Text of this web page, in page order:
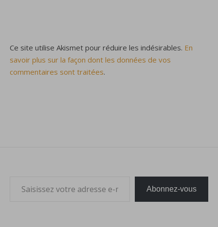
Ce site utilise Akismet pour réduire les indésirables. En
savoir plus sur la façon dont les données de vos
commentaires sont traitées.
Abonnez-vous